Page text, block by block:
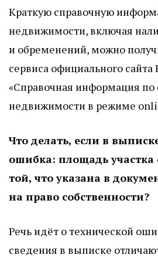
Краткую справочную
недвижимости, включая
и обременений, можно
сервиса официального сайта
«Справочная информация по
недвижимости в режиме
Что делать, если в
ошибка: площадь участка
той, что указана в
на право собственности?
Речь идёт о технической
сведения в выписке